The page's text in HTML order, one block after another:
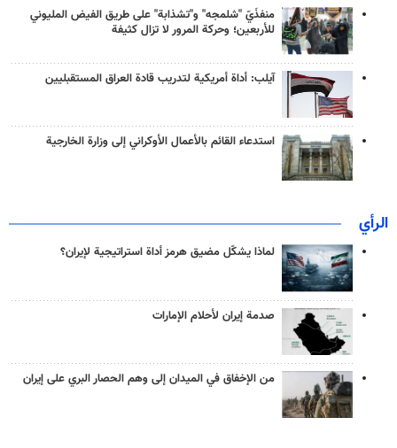
منفذَيّ "شلمجه" و"تشذابة" على طريق الفيض المليوني
للأربعين؛ وحركة المرور لا تزال كثيفة
آيلب: أداة أمريكية لتدريب قادة العراق المستقبليين
استدعاء القائم بالأعمال الأوكراني إلى وزارة الخارجية
الرأي
لماذا يشكّل مضيق هرمز أداة استراتيجية لإيران؟
صدمة إيران لأحلام الإمارات
من الإخفاق في الميدان إلى وهم الحصار البري على إيران